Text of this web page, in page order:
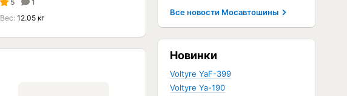
5
1
Вес: 12.05 кг
Все новости Мосавтошины
Новинки
Voltyre YaF-399
Voltyre Ya-190